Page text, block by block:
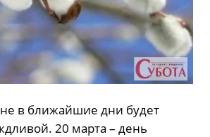
в ближайшие дни будет
20 марта – день